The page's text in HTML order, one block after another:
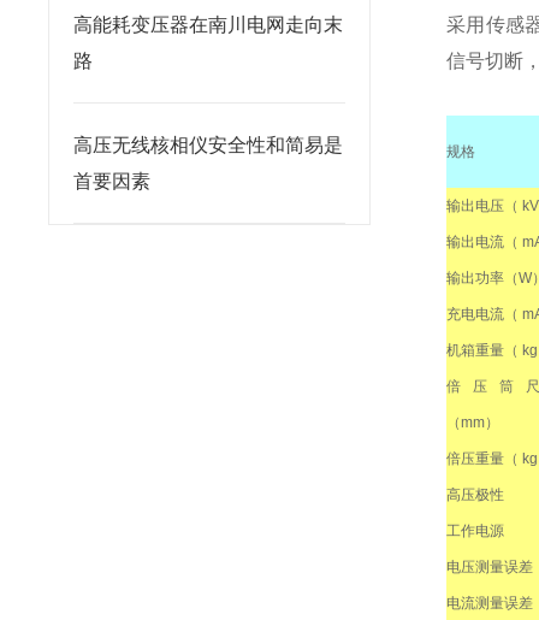
高能耗变压器在南川电网走向末
路
高压无线核相仪安全性和简易是
首要因素
采用传感
信号切断
规格
输出电压（
输出电流（
输出功率（W
充电电流（
机箱重量（
倍压筒
（mm）
倍压重量（
高压极性
工作电源
电压测量误差
电流测量误差